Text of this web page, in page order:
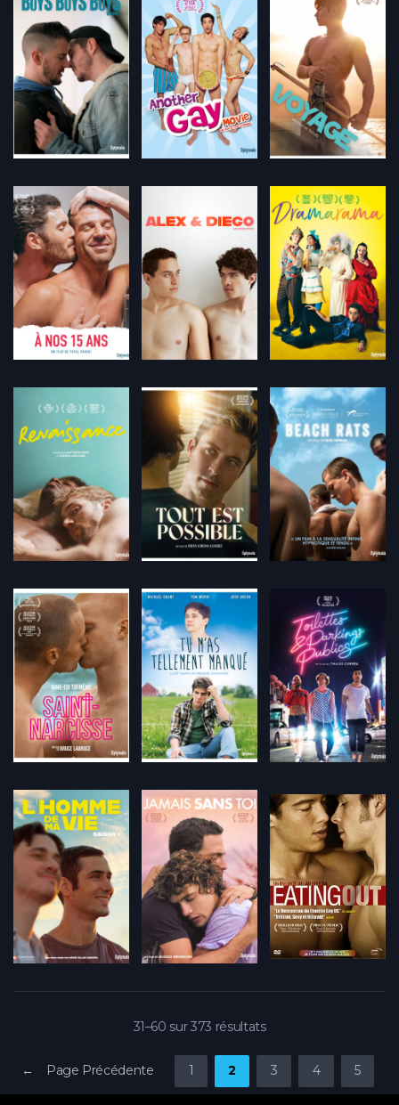
31–60 sur 373 résultats
← Page Précédente 1 2 3 4 5